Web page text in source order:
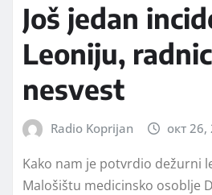
Još jedan
Leoniju,
nesvest
Radio Koprijan окт 26,
Kako nam je potvrdio dežurni
Malošištu medicinsko osoblje